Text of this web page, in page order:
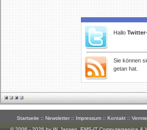
Hallo Twitter
Sie können
getan hat.
Startseite :: Newsletter :: Impressum :: Kontakt ::